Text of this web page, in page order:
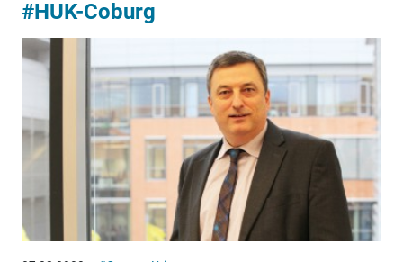
#HUK-Coburg